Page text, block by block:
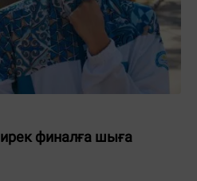
финалға шыға